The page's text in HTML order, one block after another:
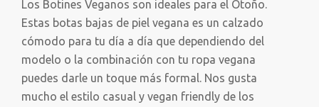
Los Botines Veganos son ideales para el Otoño.
Estas botas bajas de piel vegana es un calzado
cómodo para tu día a día que dependiendo del
modelo o la combinación con tu ropa vegana
puedes darle un toque más formal. Nos gusta
mucho el estilo casual y vegan friendly de los